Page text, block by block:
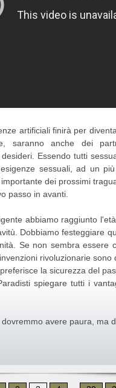
artificiali finirà per
saranno anche dei
Essendo tutti
sessuali, ad un
dei prossimi
passo in avanti.
abbiamo raggiunto
Dobbiamo festeggiare
Se non sembra essere
rivoluzionarie
la sicurezza del
spiegare tutti i
avere paura, ma